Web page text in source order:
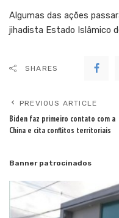
Algumas das ações
jihadista Estado Islâmico
SHARES
PREVIOUS ARTICLE
Biden faz primeiro contato com a
China e cita conflitos territoriais
Banner patrocinados